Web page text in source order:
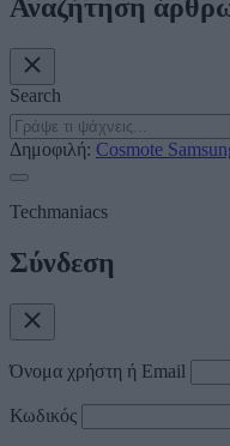
Αναζήτηση
Search
Δημοφιλή: Cosmote
Techmaniacs
Σύνδεση
Όνομα χρήστη ή Email
Κωδικός